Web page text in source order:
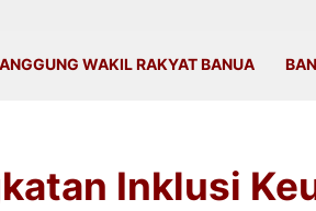
WAKIL RAKYAT BANUA
Inklusi